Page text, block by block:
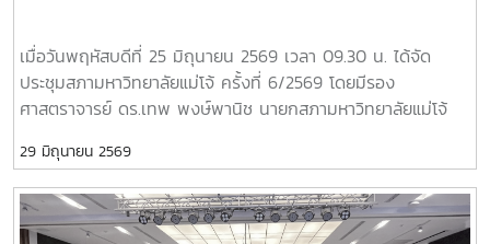
อนุรักษ์ทรัพยากรธรรมชาติและสิ่งแวดล้อมอย่างสมดุล ซึ่ง
สอดคล้องกับหลักการและปรัชญาของสาขาวิชาการพัฒนาภูมิ
สังคมอย่างยั่งยืน ที่มหาวิทยาลัยแม่โจ้ได้มุ่งเน้นเสริมสร้างองค์
เมื่อวันพฤหัสบดีที่ 25 มิถุนายน 2569 เวลา 09.30 น. ได้จัด
ประชุมสภามหาวิทยาลัยแม่โจ้ ครั้งที่ 6/2569 โดยมีรอง
ศาสตราจารย์ ดร.เทพ พงษ์พานิช นายกสภามหาวิทยาลัยแม่โจ้
สำนักงานมหาวิทยาลัย 2 มหาวิทยาลัยแม่โจ้ และจัดประชุมออนไลน์
ผ่านระบบ ZOOM MEETING
29 มิถุนายน 2569